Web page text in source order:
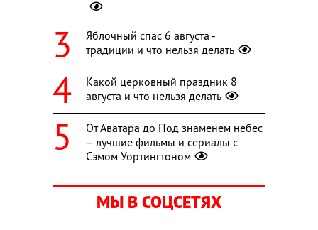
Яблочный спас 6 августа -
традиции и что нельзя делать
Какой церковный праздник 8
августа и что нельзя делать
От Аватара до Под знаменем небес
– лучшие фильмы и сериалы с
Сэмом Уортингтоном
МЫ В СОЦСЕТЯХ